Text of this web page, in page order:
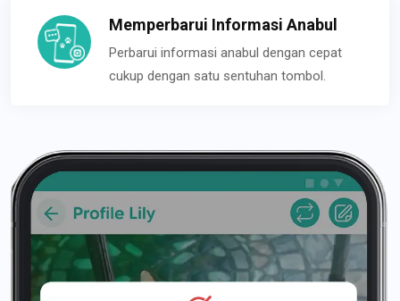
Memperbarui Informasi Anabul
Perbarui informasi anabul dengan cepat
cukup dengan satu sentuhan tombol.